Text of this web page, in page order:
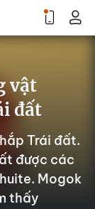
vật
đất
Trái đất.
được các
Mogok
thấy